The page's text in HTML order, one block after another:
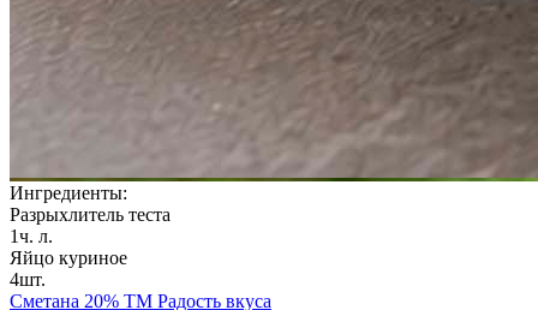
Ингредиенты:
Разрыхлитель теста
1ч. л.
Яйцо куриное
4шт.
Сметана 20% TM Радость вкуса